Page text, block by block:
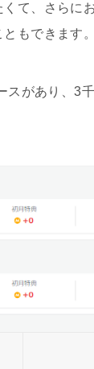
て、さらに
もできます。
スがあり、3